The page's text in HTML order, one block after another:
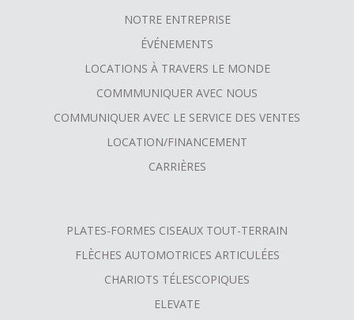
MENU
NOTRE ENTREPRISE
ÉVÉNEMENTS
LOCATIONS À TRAVERS LE MONDE
COMMMUNIQUER AVEC NOUS
COMMUNIQUER AVEC LE SERVICE DES VENTES
LOCATION/FINANCEMENT
CARRIÈRES
PLATES-FORMES CISEAUX TOUT-TERRAIN
FLÈCHES AUTOMOTRICES ARTICULÉES
CHARIOTS TÉLESCOPIQUES
ELEVATE